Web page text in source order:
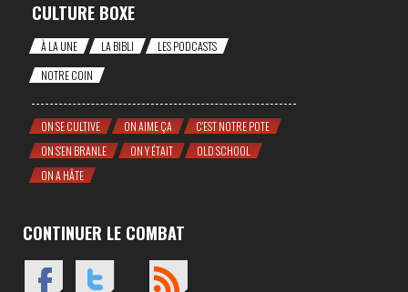
CULTURE BOXE
À LA UNE LA BIBLI
LES PODCASTS
NOTRE COIN
ON SE CULTIVE ON AIME ÇA
C'EST NOTRE POTE
ON S'EN BRANLE
ON Y ÉTAIT
OLD SCHOOL
ON A HÂTE
CONTINUER LE COMBAT